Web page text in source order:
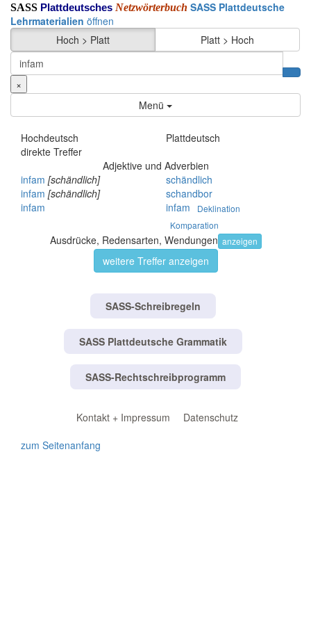
SASS Plattdeutsches Netzwörterbuch SASS Plattdeutsche
Lehrmaterialien öffnen
Hoch > Platt
Platt > Hoch
×
Menü
Hochdeutsch
Plattdeutsch
direkte Treffer
Adjektive und Adverbien
infam [schändlich]
schändlich
infam [schändlich]
schandbor
infam
infam
Deklination
Komparation
Ausdrücke, Redensarten, Wendungen anzeigen
weitere Treffer anzeigen
SASS-Schreibregeln
SASS Plattdeutsche Grammatik
SASS-Rechtschreibprogramm
Kontakt + Impressum
Datenschutz
zum Seitenanfang